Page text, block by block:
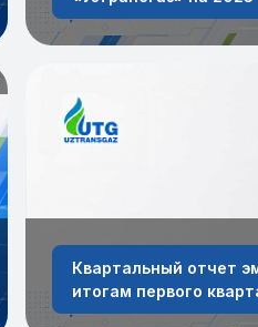
Квартальный отчет
итогам первого